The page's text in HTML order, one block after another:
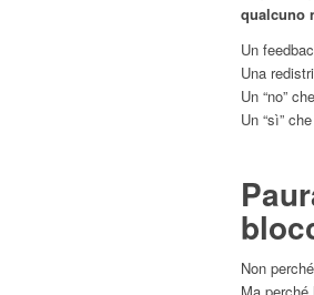
qualcuno
Un
Una
Un “no”
Un “sì”
Non